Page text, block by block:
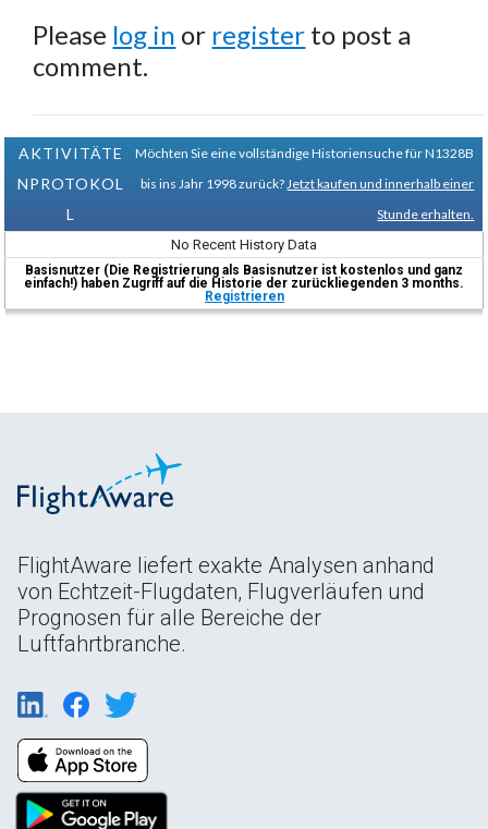
Please log in or register to post a
comment.
AKTIVITÄTE
NPROTOKOL
L
Möchten Sie eine vollständige Historiensuche für N1328B
bis ins Jahr 1998 zurück? Jetzt kaufen und innerhalb einer
Stunde erhalten.
No Recent History Data
Basisnutzer (Die Registrierung als Basisnutzer ist kostenlos und ganz
einfach!) haben Zugriff auf die Historie der zurückliegenden 3 months.
Registrieren
FlightAware liefert exakte Analysen anhand
von Echtzeit-Flugdaten, Flugverläufen und
Prognosen für alle Bereiche der
Luftfahrtbranche.